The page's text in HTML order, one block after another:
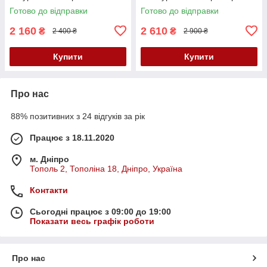
металевої фурнітури чорного
кольору Scappa Кайф
Готово до відправки
2 160 ₴ 2 400 ₴
Купити
кольору Scappa Кайф
Готово до відправки
2 610 ₴ 2 900 ₴
Купити
Про нас
88% позитивних з 24 відгуків за рік
Працює з 18.11.2020
м. Дніпро
Тополь 2, Тополіна 18, Дніпро, Україна
Контакти
Сьогодні працює з 09:00 до 19:00
Показати весь графік роботи
Про нас